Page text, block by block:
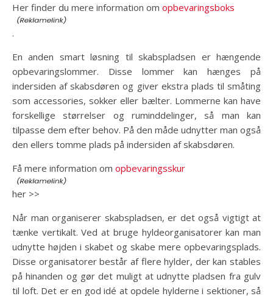
Her finder du mere information om opbevaringsboks
.
En anden smart løsning til skabspladsen er hængende
opbevaringslommer. Disse lommer kan hænges på
indersiden af skabsdøren og giver ekstra plads til småting
som accessories, sokker eller bælter. Lommerne kan have
forskellige størrelser og ruminddelinger, så man kan
tilpasse dem efter behov. På den måde udnytter man også
den ellers tomme plads på indersiden af skabsdøren.
Få mere information om opbevaringsskur
her >>
Når man organiserer skabspladsen, er det også vigtigt at
tænke vertikalt. Ved at bruge hyldeorganisatorer kan man
udnytte højden i skabet og skabe mere opbevaringsplads.
Disse organisatorer består af flere hylder, der kan stables
på hinanden og gør det muligt at udnytte pladsen fra gulv
til loft. Det er en god idé at opdele hylderne i sektioner, så